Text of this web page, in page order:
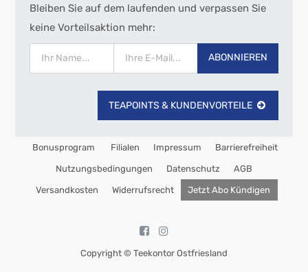
Bleiben Sie auf dem laufenden und verpassen Sie
keine Vorteilsaktion mehr:
ABONNIEREN
TEAPOINTS & KUNDENVORTEILE
Bonusprogram Filialen Impressum Barrierefreiheit
Nutzungsbedingungen Datenschutz AGB
Versandkosten Widerrufsrecht Jetzt Abo Kündigen
Copyright © Teekontor Ostfriesland